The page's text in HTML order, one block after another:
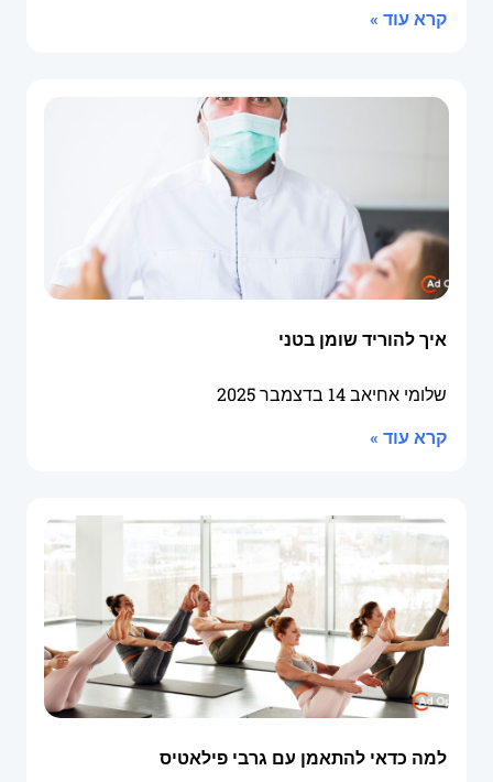
קרא עוד »
איך להוריד שומן בטני
שלומי אחיאב14 בדצמבר 2025
קרא עוד »
למה כדאי להתאמן עם גרבי פילאטיס